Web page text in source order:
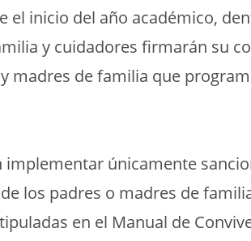
el inicio del año académico,
y cuidadores firmarán su
madres de familia que
únicamente
los padres o madres de
en el Manual de